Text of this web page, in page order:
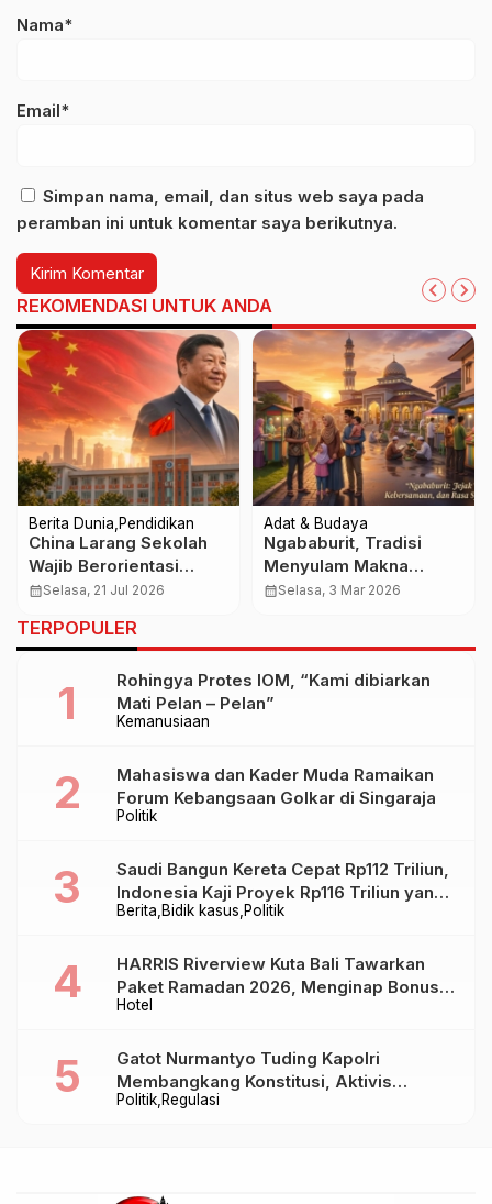
Nama*
Email*
Simpan nama, email, dan situs web saya pada
peramban ini untuk komentar saya berikutnya.
REKOMENDASI UNTUK ANDA
Berita Dunia Pendidikan
China Larang Sekolah
Wajib Berorientasi
Laba, Pendidikan Bukan
calendar_monthSelasa, 21 Jul 2026
Adat & Budaya
Ngababurit, Tradisi
Menyulam Makna
Menjelang Magrib di
calendar_monthSelasa, 3 Mar 2026
TERPOPULER
Kemanusiaan
Rohingya Protes IOM, “Kami dibiarkan
Mati Pelan – Pelan”
Politik
Mahasiswa dan Kader Muda Ramaikan
Forum Kebangsaan Golkar di Singaraja
Berita Bidik kasus Politik
Saudi Bangun Kereta Cepat Rp112 Triliun,
Indonesia Kaji Proyek Rp116 Triliun yang
Baru Sampai Bandung
Hotel
HARRIS Riverview Kuta Bali Tawarkan
Paket Ramadan 2026, Menginap Bonus
Takjil hingga Bukber Mulai Rp88.888
Politik Regulasi
Gatot Nurmantyo Tuding Kapolri
Membangkang Konstitusi, Aktivis
Tegaskan Polri Tak Punya Sejarah